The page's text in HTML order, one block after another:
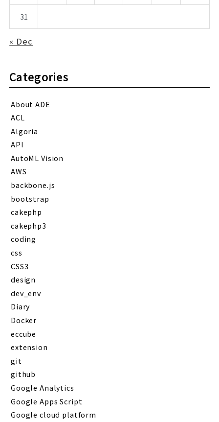
31
« Dec
Categories
About ADE
ACL
Algoria
API
AutoML Vision
AWS
backbone.js
bootstrap
cakephp
cakephp3
coding
css
CSS3
design
dev_env
Diary
Docker
eccube
extension
git
github
Google Analytics
Google Apps Script
Google cloud platform